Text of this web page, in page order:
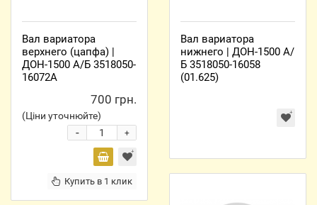
Вал вариатора
верхнего (цапфа) |
ДОН-1500 А/Б 3518050-
16072А
700 грн.
(Ціни уточнюйте)
+
-
Купить в 1 клик
Вал вариатора
нижнего | ДОН-1500 А/
Б 3518050-16058
(01.625)